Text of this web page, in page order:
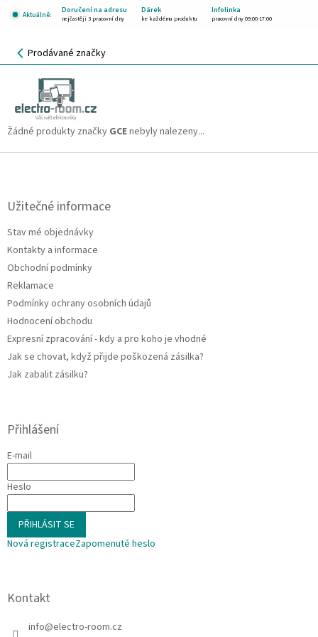
Aktuálně:
Doručení na adresu Dárek Infolinka
nejčastěji 3 pracovní dny ke každému produktu pracovní dny 09:00-17:00
NÁKUPNÍ
KOŠÍK
Prodávané značky
Žádné produkty značky GCEnebyly nalezeny...
Z
Užitečné informace
Stav mé objednávky
Kontakty a informace
Obchodní podmínky
Reklamace
Podmínky ochrany osobních údajů
Hodnocení obchodu
Expresní zpracování - kdy a pro koho je vhodné
Jak se chovat, když přijde poškozená zásilka?
Jak zabalit zásilku?
Přihlášení
E-mail
Heslo
PŘIHLÁSIT SE
Nová registraceZapomenuté heslo
Kontakt
info@electro-room.cz